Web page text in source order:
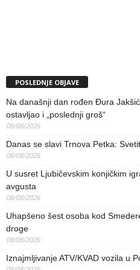
POSLEDNJE OBJAVE
Na današnji dan rođen Đura
ostavljao i „poslednji groš“
08/08/2026
Danas se slavi Trnova Petka:
08/08/2026
U susret Ljubičevskim konjičkim
avgusta
08/08/2026
Uhapšeno šest osoba kod
droge
08/08/2026
Iznajmljivanje ATV/KVAD vozila u